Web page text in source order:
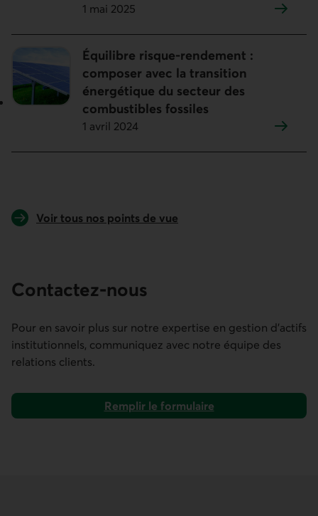
1 mai 2025
Équilibre risque-rendement :
composer avec la transition
énergétique du secteur des
combustibles fossiles
1 avril 2024
Voir tous nos points de vue
Contactez-nous
Pour en savoir plus sur notre expertise en gestion d’actifs
institutionnels, communiquez avec notre équipe des
relations clients.
Remplir le formulaire
pour communiquer avec nous.